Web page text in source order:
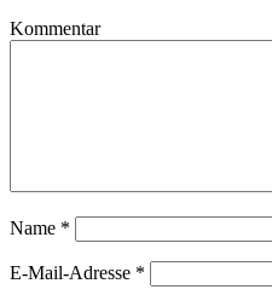
Kommentar
Name *
E-Mail-Adresse *